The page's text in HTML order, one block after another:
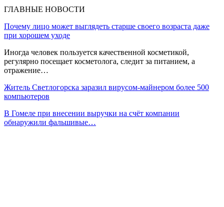
ГЛАВНЫЕ НОВОСТИ
Почему лицо может выглядеть старше своего возраста даже
при хорошем уходе
Иногда человек пользуется качественной косметикой,
регулярно посещает косметолога, следит за питанием, а
отражение…
Житель Светлогорска заразил вирусом-майнером более 500
компьютеров
В Гомеле при внесении выручки на счёт компании
обнаружили фальшивые…